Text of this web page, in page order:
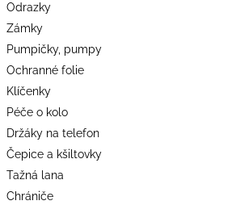
Odrazky
Zámky
Pumpičky, pumpy
Ochranné folie
Klíčenky
Péče o kolo
Držáky na telefon
Čepice a kšiltovky
Tažná lana
Chrániče